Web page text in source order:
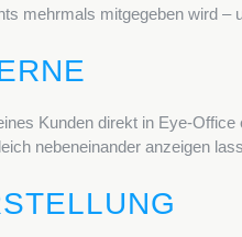
mehrmals mitgegeben wird
Kunden direkt in Eye-
nebeneinander anzeigen